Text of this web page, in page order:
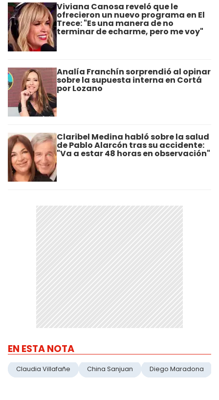
Viviana Canosa reveló que le
ofrecieron un nuevo programa en El
Trece: "Es una manera de no
terminar de echarme, pero me voy"
Analía Franchín sorprendió al opinar
sobre la supuesta interna en Cortá
por Lozano
Claribel Medina habló sobre la salud
de Pablo Alarcón tras su accidente:
"Va a estar 48 horas en observación"
EN ESTA NOTA
Claudia Villafañe China Sanjuan Diego Maradona